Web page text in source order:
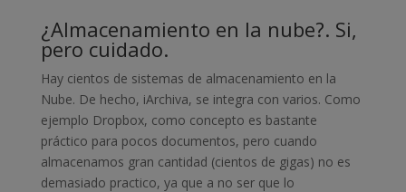
¿Almacenamiento en la nube?. Si,
pero cuidado.
Hay cientos de sistemas de almacenamiento en la
Nube. De hecho, iArchiva, se integra con varios. Como
ejemplo Dropbox, como concepto es bastante
práctico para pocos documentos, pero cuando
almacenamos gran cantidad (cientos de gigas) no es
demasiado practico, ya que a no ser que lo